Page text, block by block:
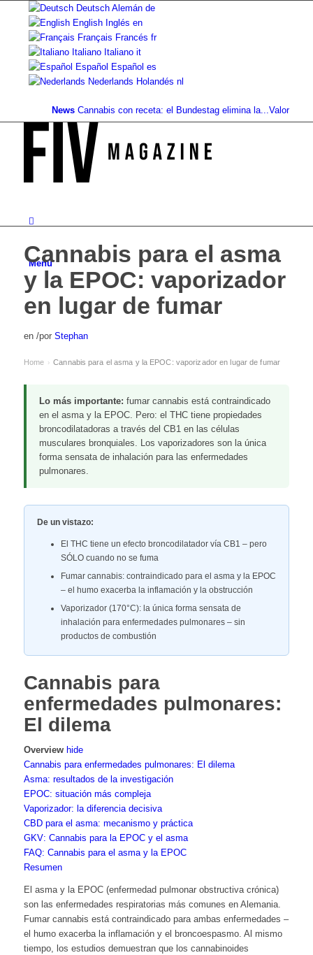
Deutsch Alemán de
English Inglés en
Français Francés fr
Italiano Italiano it
Español Español es
Nederlands Holandés nl
News Cannabis con receta: el Bundestag elimina la...Valor del
Menú
Cannabis para el asma
y la EPOC: vaporizador
en lugar de fumar
en /por Stephan
Home › Cannabis para el asma y la EPOC: vaporizador en lugar de fumar
Lo más importante: fumar cannabis está contraindicado
en el asma y la EPOC. Pero: el THC tiene propiedades
broncodilatadoras a través del CB1 en las células
musculares bronquiales. Los vaporizadores son la única
forma sensata de inhalación para las enfermedades
pulmonares.
De un vistazo:
El THC tiene un efecto broncodilatador vía CB1 – pero
SÓLO cuando no se fuma
Fumar cannabis: contraindicado para el asma y la EPOC
– el humo exacerba la inflamación y la obstrucción
Vaporizador (170°C): la única forma sensata de
inhalación para enfermedades pulmonares – sin
productos de combustión
Cannabis para
enfermedades pulmonares:
El dilema
Overview hide
Cannabis para enfermedades pulmonares: El dilema
Asma: resultados de la investigación
EPOC: situación más compleja
Vaporizador: la diferencia decisiva
CBD para el asma: mecanismo y práctica
GKV: Cannabis para la EPOC y el asma
FAQ: Cannabis para el asma y la EPOC
Resumen
El asma y la EPOC (enfermedad pulmonar obstructiva crónica)
son las enfermedades respiratorias más comunes en Alemania.
Fumar cannabis está contraindicado para ambas enfermedades –
el humo exacerba la inflamación y el broncoespasmo. Al mismo
tiempo, los estudios demuestran que los cannabinoides